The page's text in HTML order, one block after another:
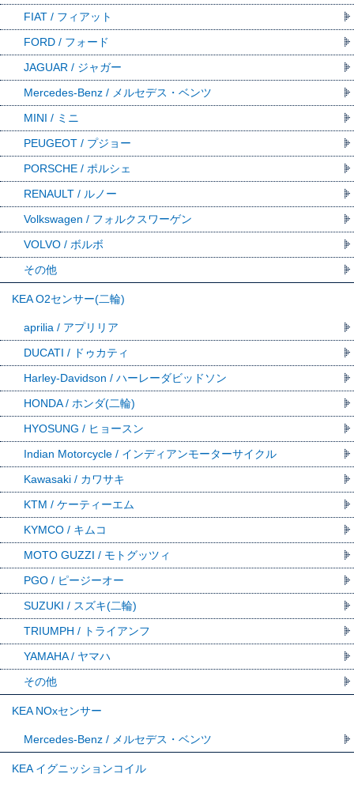
FIAT / フィアット
FORD / フォード
JAGUAR / ジャガー
Mercedes-Benz / メルセデス・ベンツ
MINI / ミニ
PEUGEOT / プジョー
PORSCHE / ポルシェ
RENAULT / ルノー
Volkswagen / フォルクスワーゲン
VOLVO / ボルボ
その他
KEA O2センサー(二輪)
aprilia / アプリリア
DUCATI / ドゥカティ
Harley-Davidson / ハーレーダビッドソン
HONDA / ホンダ(二輪)
HYOSUNG / ヒョースン
Indian Motorcycle / インディアンモーターサイクル
Kawasaki / カワサキ
KTM / ケーティーエム
KYMCO / キムコ
MOTO GUZZI / モトグッツィ
PGO / ピージーオー
SUZUKI / スズキ(二輪)
TRIUMPH / トライアンフ
YAMAHA / ヤマハ
その他
KEA NOxセンサー
Mercedes-Benz / メルセデス・ベンツ
KEA イグニッションコイル